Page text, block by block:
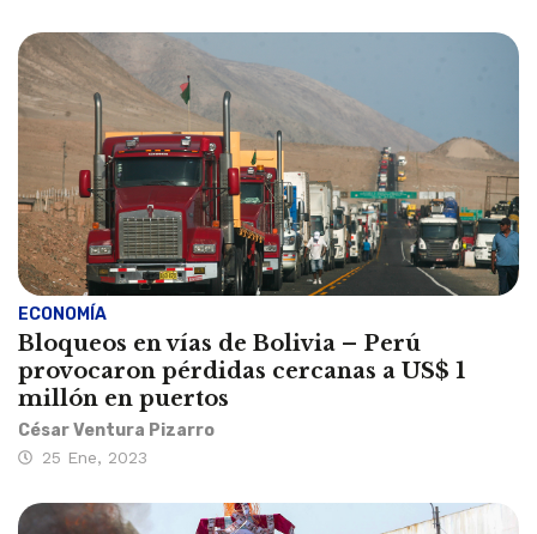
ECONOMÍA
Bloqueos en vías de Bolivia – Perú
provocaron pérdidas cercanas a US$ 1
millón en puertos
César Ventura Pizarro
25 Ene, 2023